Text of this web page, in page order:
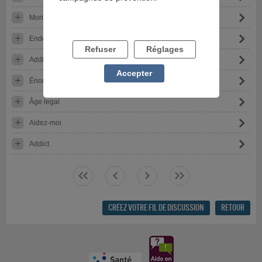
Mon Journal de bord
Endettement, mensonge… rien ne va plus..!
Addiction au jeux
Énorme problème
Âge legal
Aidez-moi
Addict
<< < > >>
CRÉEZ VOTRE FIL DE DISCUSSION RETOUR
Refuser Réglages
Accepter